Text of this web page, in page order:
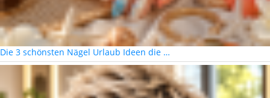
Die 3 schönsten Nägel Urlaub Ideen die …